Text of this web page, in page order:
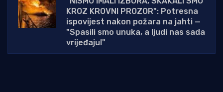
KROZ KROVNI PROZOR": Potresna
ispovijest nakon požara na jahti —
"Spasili smo unuka, a ljudi nas sada
vrijeđaju!"